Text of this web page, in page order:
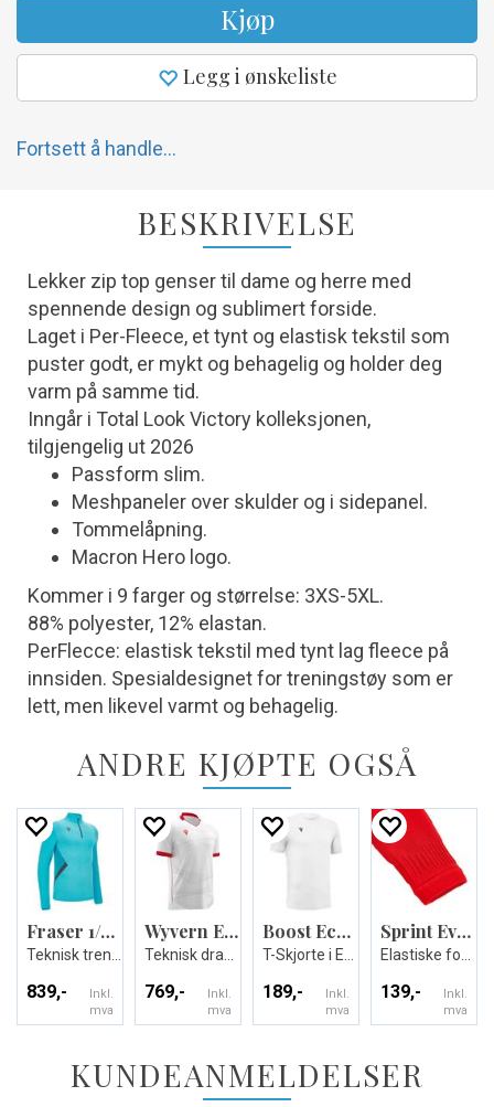
Kjøp
Legg i ønskeliste
Fortsett å handle...
BESKRIVELSE
Lekker zip top genser til dame og herre med
spennende design og sublimert forside.
Laget i Per-Fleece, et tynt og elastisk tekstil som
puster godt, er mykt og behagelig og holder deg
varm på samme tid.
Inngår i Total Look Victory kolleksjonen,
tilgjengelig ut 2026
Passform slim.
Meshpaneler over skulder og i sidepanel.
Tommelåpning.
Macron Hero logo.
Kommer i 9 farger og størrelse: 3XS-5XL.
88% polyester, 12% elastan.
PerFlecce: elastisk tekstil med tynt lag fleece på
innsiden. Spesialdesignet for treningstøy som er
lett, men likevel varmt og behagelig.
ANDRE KJØPTE OGSÅ
Fraser 1/4 Zip Top
839,-
Inkl.
mva
Wyvern Eco Match Day Shirt
769,-
Inkl.
mva
Boost Eco T-shirt
189,-
Inkl.
mva
Sprint Evo Footless Socks
139,-
Inkl.
mva
KUNDEANMELDELSER